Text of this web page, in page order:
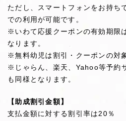
ただし、スマートフォンをお持ち
での利用が可能です。
※いわて応援クーポンの有効期限
なります。
※無料幼児は割引・クーポンの対
※じゃらん、楽天、Yahoo等予約
も同様となります。
【助成割引金額】
支払金額に対する割引率は20％